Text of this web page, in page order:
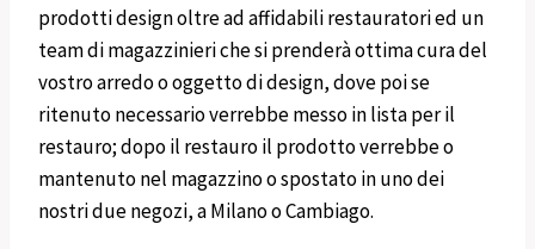
prodotti design oltre ad affidabili restauratori ed un
team di magazzinieri che si prenderà ottima cura del
vostro arredo o oggetto di design, dove poi se
ritenuto necessario verrebbe messo in lista per il
restauro; dopo il restauro il prodotto verrebbe o
mantenuto nel magazzino o spostato in uno dei
nostri due negozi, a Milano o Cambiago.